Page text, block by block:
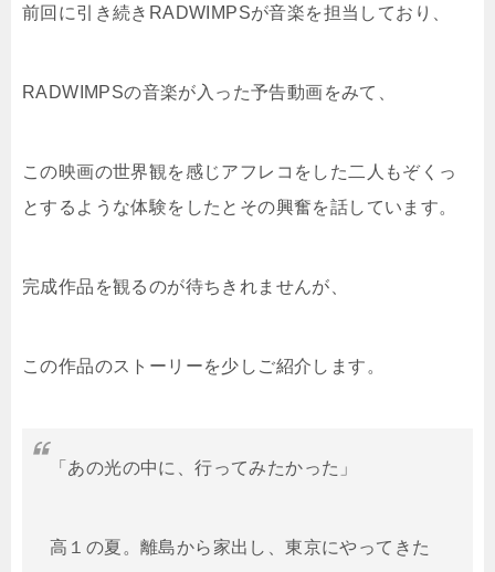
前回に引き続きRADWIMPSが音楽を担当しており、
RADWIMPSの音楽が入った予告動画をみて、
この映画の世界観を感じアフレコをした二人もぞくっ
とするような体験をしたとその興奮を話しています。
完成作品を観るのが待ちきれませんが、
この作品のストーリーを少しご紹介します。
「あの光の中に、行ってみたかった」
高１の夏。離島から家出し、東京にやってきた